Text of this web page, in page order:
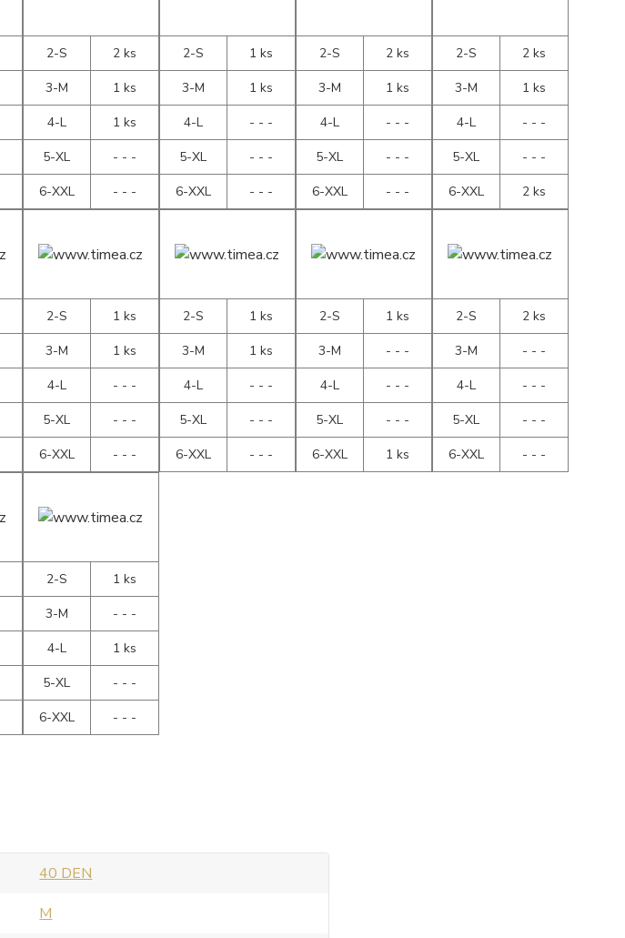
2-S
2 ks
3-M
1 ks
4-L
1 ks
5-XL
- - -
6-XXL
- - -
2-S
1 ks
3-M
1 ks
4-L
- - -
5-XL
- - -
6-XXL
- - -
2-S
2 ks
3-M
1 ks
4-L
- - -
5-XL
- - -
6-XXL
- - -
2-S
2 ks
3-M
1 ks
4-L
- - -
5-XL
- - -
6-XXL
2 ks
2-S
1 ks
3-M
1 ks
4-L
- - -
5-XL
- - -
6-XXL
- - -
2-S
1 ks
3-M
1 ks
4-L
- - -
5-XL
- - -
6-XXL
- - -
2-S
1 ks
3-M
- - -
4-L
- - -
5-XL
- - -
6-XXL
1 ks
2-S
2 ks
3-M
- - -
4-L
- - -
5-XL
- - -
6-XXL
- - -
2-S
1 ks
3-M
- - -
4-L
1 ks
5-XL
- - -
6-XXL
- - -
40 DEN
M